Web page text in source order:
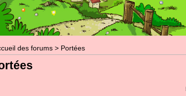
des forums > Portées